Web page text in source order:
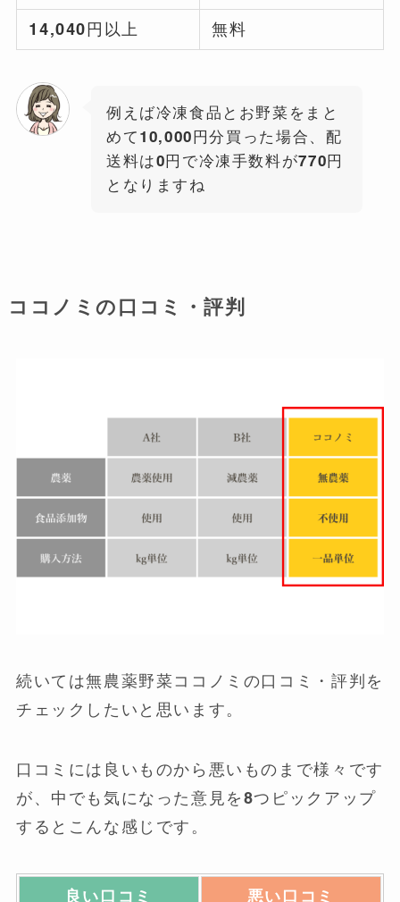
14,040円以上
無料
例えば冷凍食品とお野菜をまと
めて10,000円分買った場合、配
送料は0円で冷凍手数料が770円
となりますね
ココノミの口コミ・評判
続いては無農薬野菜ココノミの口コミ・評判を
チェックしたいと思います。
口コミには良いものから悪いものまで様々です
が、中でも気になった意見を8つピックアップ
するとこんな感じです。
良い口コミ 悪い口コミ